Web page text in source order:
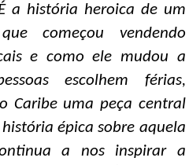
a história heroica de um
começou vendendo
e como ele mudou a
escolhem férias,
Caribe uma peça central
história épica sobre aquela
a nos inspirar a